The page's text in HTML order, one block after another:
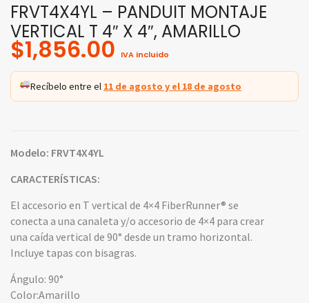
FRVT4X4YL – PANDUIT MONTAJE
VERTICAL T 4″ X 4″, AMARILLO
$1,856.00 IVA incluido
Recíbelo entre el 11 de agosto y el 18 de agosto
Modelo: FRVT4X4YL
CARACTERÍSTICAS:
El accesorio en T vertical de 4×4 FiberRunner® se
conecta a una canaleta y/o accesorio de 4×4 para crear
una caída vertical de 90° desde un tramo horizontal.
Incluye tapas con bisagras.
Ángulo: 90°
Color:Amarillo